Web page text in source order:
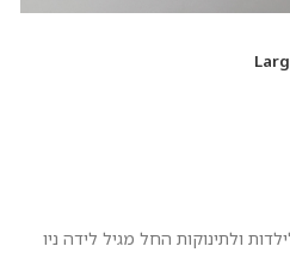
ולתינוקות החל מגיל לידה ניו